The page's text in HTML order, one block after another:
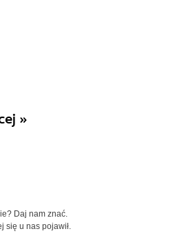
»
Daj nam znać.
się u nas pojawił.